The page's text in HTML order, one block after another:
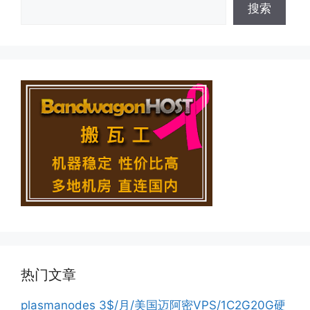
搜索
热门文章
plasmanodes 3$/月/美国迈阿密VPS/1C2G20G硬